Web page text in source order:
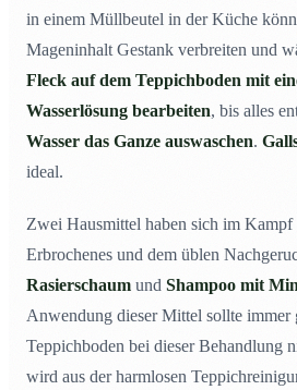
in einem Müllbeutel in der Küche
Mageninhalt Gestank verbreiten und
Fleck auf dem Teppichboden mit
Wasserlösung bearbeiten, bis alles
Wasser das Ganze auswaschen.
ideal.
Zwei Hausmittel haben sich im Kampf
Erbrochenes und dem üblen
Rasierschaum und Shampoo mit
Anwendung dieser Mittel sollte immer
Teppichboden bei dieser Behandlung
wird aus der harmlosen